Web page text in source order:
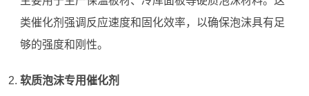
类催化剂强调反应速度和固化效率，以确保泡沫具有足
够的强度和刚性。
软质泡沫专用催化剂